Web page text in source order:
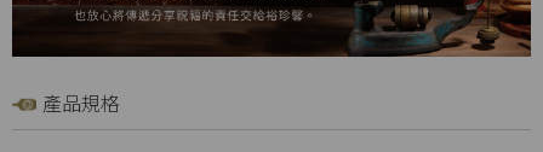
產品規格